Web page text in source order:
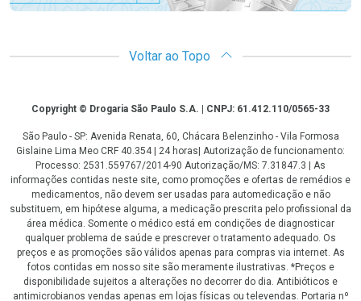
Voltar ao Topo
CopyrightCopyright © Drogaria São Paulo S.A. | CNPJ: 61.412.110/0565-33
São Paulo - SP: Avenida Renata, 60, Chácara Belenzinho - Vila Formosa
Gislaine Lima Meo CRF 40.354 | 24 horas| Autorização de funcionamento:
Processo: 2531.559767/2014-90 Autorização/MS: 7.31847.3 | As
informações contidas neste site, como promoções e ofertas de remédios e
medicamentos, não devem ser usadas para automedicação e não
substituem, em hipótese alguma, a medicação prescrita pelo profissional da
área médica. Somente o médico está em condições de diagnosticar
qualquer problema de saúde e prescrever o tratamento adequado. Os
preços e as promoções são válidos apenas para compras via internet. As
fotos contidas em nosso site são meramente ilustrativas. *Preços e
disponibilidade sujeitos a alterações no decorrer do dia. Antibióticos e
antimicrobianos vendas apenas em lojas físicas ou televendas. Portaria nº